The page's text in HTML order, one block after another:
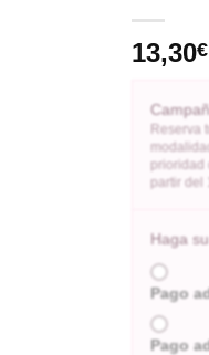
13,30€
Reserva
prioridad
partir del
Haga
Pago
Pago